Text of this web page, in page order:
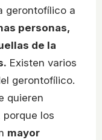
gerontofílico a
personas,
de la
Existen varios
gerontofílico.
quieren
porque los
mayor